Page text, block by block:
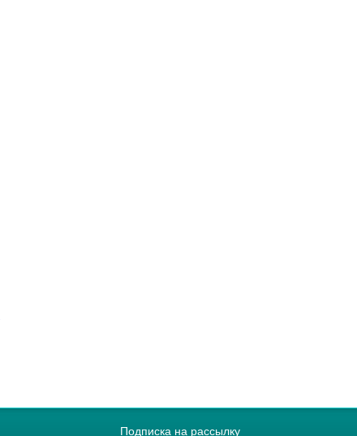
Подписка на рассылку